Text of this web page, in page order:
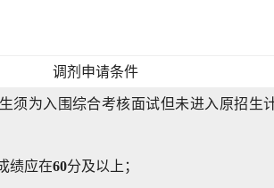
调剂申请条件
须为入围综合考核面试但未进入原招生
绩应在60分及以上；